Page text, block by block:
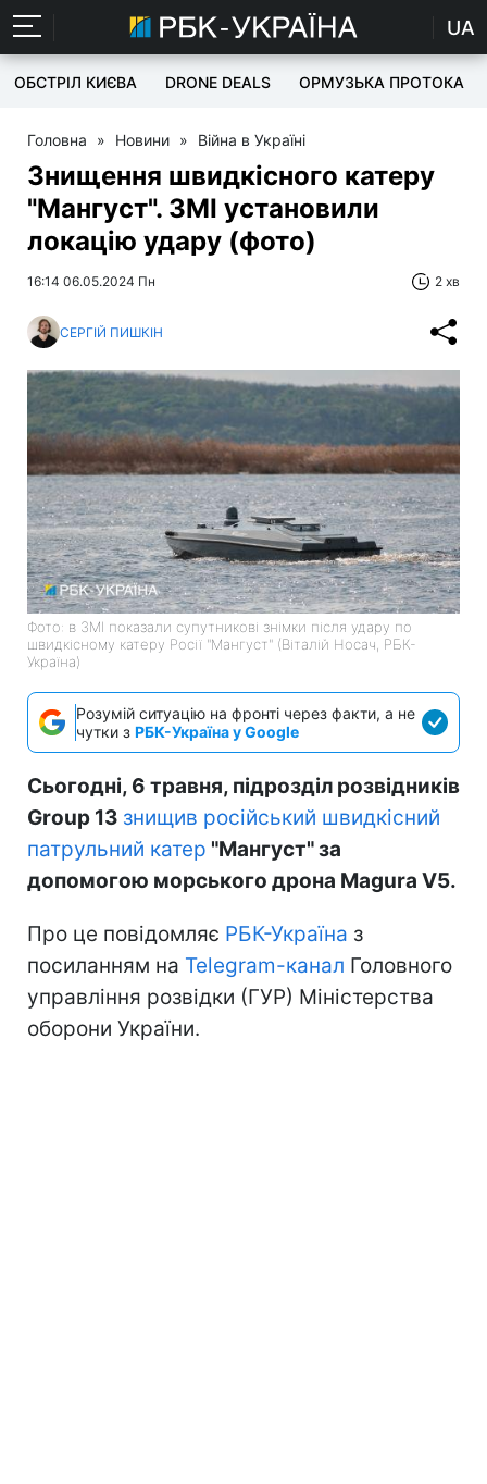
UA
ОБСТРІЛ КИЄВА DRONE DEALS ОРМУЗЬКА ПРОТОКА
Головна » Новини » Війна в Україні
Знищення швидкісного катеру
"Мангуст". ЗМІ установили
локацію удару (фото)
16:14 06.05.2024 Пн 2 хв
СЕРГІЙ ПИШКІН
Фото: в ЗМІ показали супутникові знімки після удару по
швидкісному катеру Росії "Мангуст" (Віталій Носач, РБК-
Україна)
Розумій ситуацію на фронті через факти, а не
чутки з РБК-Україна у Google
Сьогодні, 6 травня, підрозділ розвідників
Group 13 знищив російський швидкісний
патрульний катер "Мангуст" за
допомогою морського дрона Magura V5.
Про це повідомляє РБК-Україна з
посиланням на Telegram-канал Головного
управління розвідки (ГУР) Міністерства
оборони України.